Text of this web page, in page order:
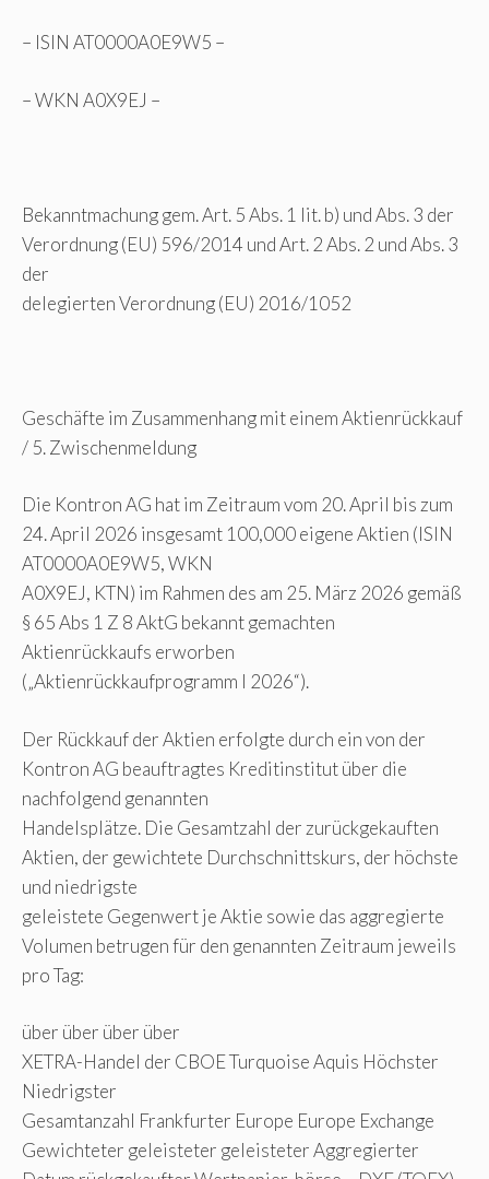
– ISIN AT0000A0E9W5 –
– WKN A0X9EJ –
Bekanntmachung gem. Art. 5 Abs. 1 lit. b) und Abs. 3 der
Verordnung (EU) 596/2014 und Art. 2 Abs. 2 und Abs. 3
der
delegierten Verordnung (EU) 2016/1052
Geschäfte im Zusammenhang mit einem Aktienrückkauf
/ 5. Zwischenmeldung
Die Kontron AG hat im Zeitraum vom 20. April bis zum
24. April 2026 insgesamt 100,000 eigene Aktien (ISIN
AT0000A0E9W5, WKN
A0X9EJ, KTN) im Rahmen des am 25. März 2026 gemäß
§ 65 Abs 1 Z 8 AktG bekannt gemachten
Aktienrückkaufs erworben
(„Aktienrückkaufprogramm I 2026“).
Der Rückkauf der Aktien erfolgte durch ein von der
Kontron AG beauftragtes Kreditinstitut über die
nachfolgend genannten
Handelsplätze. Die Gesamtzahl der zurückgekauften
Aktien, der gewichtete Durchschnittskurs, der höchste
und niedrigste
geleistete Gegenwert je Aktie sowie das aggregierte
Volumen betrugen für den genannten Zeitraum jeweils
pro Tag:
über über über über
XETRA-Handel der CBOE Turquoise Aquis Höchster
Niedrigster
Gesamtanzahl Frankfurter Europe Europe Exchange
Gewichteter geleisteter geleisteter Aggregierter